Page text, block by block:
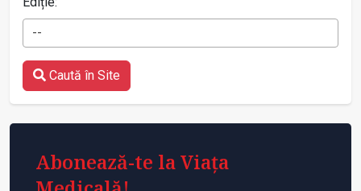
--
Caută în Site
Abonează-te la Viața